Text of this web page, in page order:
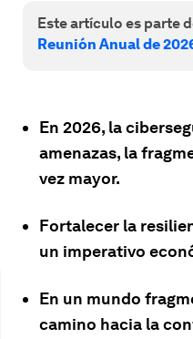
Este artículo es parte
Reunión Anual de
En 2026, la
amenazas, la
vez mayor.
Fortalecer la
un imperativo
En un mundo
camino hacia la